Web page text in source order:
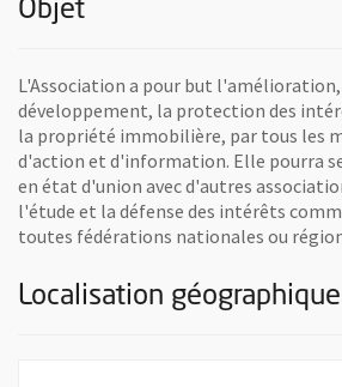
Objet
L'Association a pour but l'amélioration,
développement, la protection des
la propriété immobilière, par tous les
d'action et d'information. Elle pourra
en état d'union avec d'autres
l'étude et la défense des intérêts
toutes fédérations nationales ou
Localisation géographique